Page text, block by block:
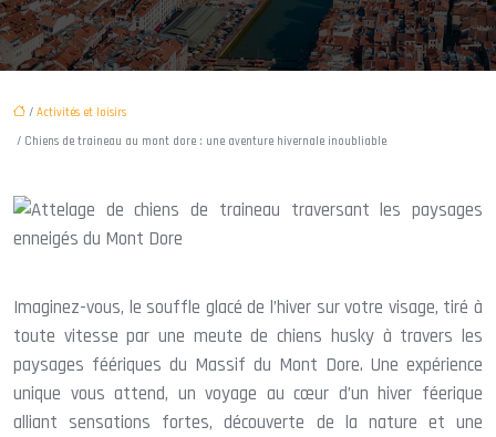
/ Activités et loisirs
/ Chiens de traineau au mont dore : une aventure hivernale inoubliable
Imaginez-vous, le souffle glacé de l’hiver sur votre visage, tiré à
toute vitesse par une meute de chiens husky à travers les
paysages féériques du Massif du Mont Dore. Une expérience
unique vous attend, un voyage au cœur d’un hiver féerique
alliant sensations fortes, découverte de la nature et une